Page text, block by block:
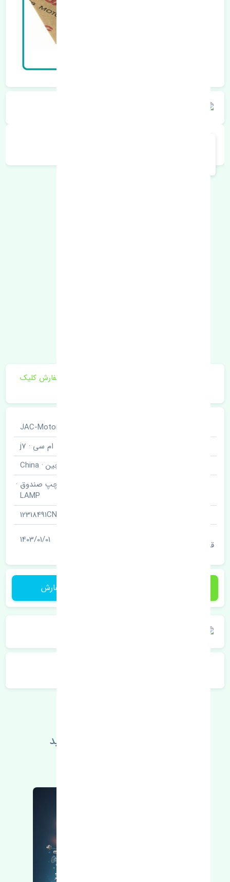
برای اطلاع از موجودی و قیمت به روز روی ثبت سفارش کلیک
کی ام سی · j7
چین · China
چراغ خطر عقب چپ صندوق ·
LAMP
12318491CN
قیمت
1403/01/01
ثبت سفارش
اطلاعات فنی خود را بالا ببرید